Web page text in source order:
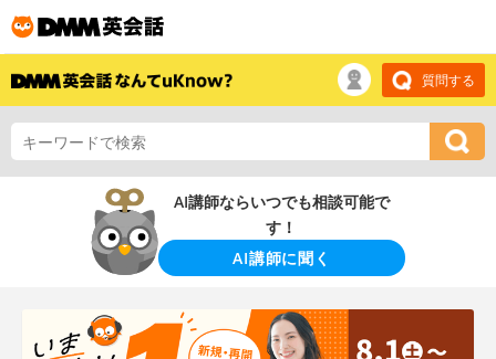
質問する
AI講師ならいつでも相談可能で
す！
AI講師に聞く